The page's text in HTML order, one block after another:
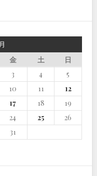
金 土
日
3 4
5
10 11
12
17 18
19
24 25
26
31